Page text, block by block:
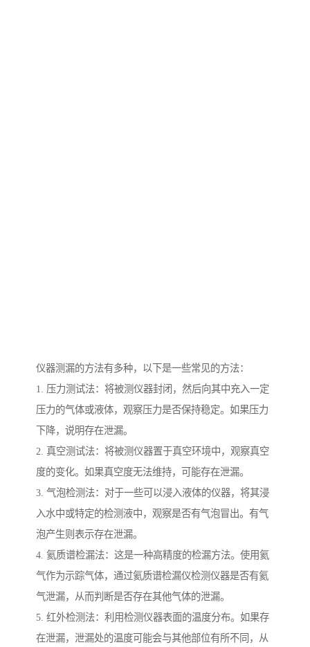
仪器测漏的方法有多种，以下是一些常见的方法：
1. 压力测试法：将被测仪器封闭，然后向其中充入一定
压力的气体或液体，观察压力是否保持稳定。如果压力
下降，说明存在泄漏。
2. 真空测试法：将被测仪器置于真空环境中，观察真空
度的变化。如果真空度无法维持，可能存在泄漏。
3. 气泡检测法：对于一些可以浸入液体的仪器，将其浸
入水中或特定的检测液中，观察是否有气泡冒出。有气
泡产生则表示存在泄漏。
4. 氦质谱检漏法：这是一种高精度的检漏方法。使用氦
气作为示踪气体，通过氦质谱检漏仪检测仪器是否有氦
气泄漏，从而判断是否存在其他气体的泄漏。
5. 红外检测法：利用检测仪器表面的温度分布。如果存
在泄漏，泄漏处的温度可能会与其他部位有所不同，从